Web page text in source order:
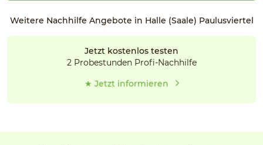
Weitere Nachhilfe Angebote in Halle (Saale) Paulusviertel
Jetzt kostenlos testen
2 Probestunden Profi-Nachhilfe
★ Jetzt informieren